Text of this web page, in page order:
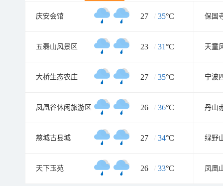
庆安会馆 27 / 35°C 保国
五磊山风景区 23 / 31°C 天童
大桥生态农庄 27 / 35°C
凤凰谷休闲旅游区 26 / 36°C
慈城古县城 27 / 34°C 绿野
天下玉苑 26 / 33°C 凤凰